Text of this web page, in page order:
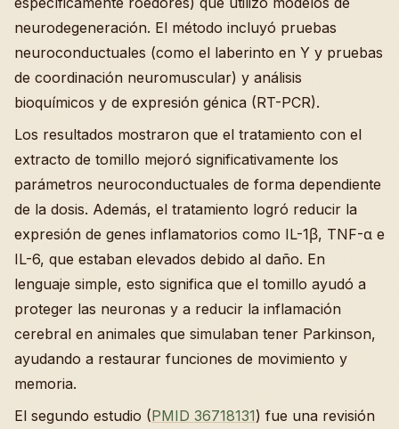
neurodegeneración. El método incluyó pruebas
neuroconductuales (como el laberinto en Y y pruebas
de coordinación neuromuscular) y análisis
bioquímicos y de expresión génica (RT-PCR).
Los resultados mostraron que el tratamiento con el
extracto de tomillo mejoró significativamente los
parámetros neuroconductuales de forma dependiente
de la dosis. Además, el tratamiento logró reducir la
expresión de genes inflamatorios como IL-1β, TNF-α e
IL-6, que estaban elevados debido al daño. En
lenguaje simple, esto significa que el tomillo ayudó a
proteger las neuronas y a reducir la inflamación
cerebral en animales que simulaban tener Parkinson,
ayudando a restaurar funciones de movimiento y
memoria.
El segundo estudio (PMID 36718131) fue una revisión